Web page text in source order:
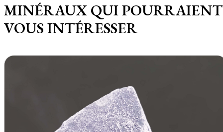
MINÉRAUX QUI POURRAIENT
VOUS INTÉRESSER